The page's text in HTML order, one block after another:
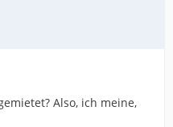
Also, ich meine,